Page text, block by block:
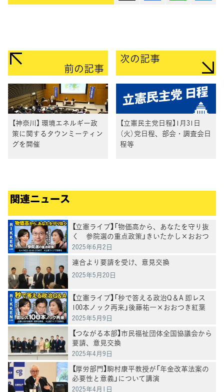
前の記事
【神奈川】 環境エネルギー政
策に関するタウンミーティン
グを開催
次の記事
【立憲民主党日程】1月31日
（火）党日程、部会・調査会日
程等
関連ニュース
【立憲ライブ】「物価高から、あなたを守り抜
く 参院選の重点政策」きいたかし×おおつ
き紅葉×村田きょうこ
2025年6月2日
連合より要請を受け、意見交換
2025年5月20日
【立憲ライブ】「秒で答える政治Q＆A 即レス
100本ノック再来」後藤祐一×おおつき紅葉
×村田きょうこ
2025年5月9日
【つながる本部】市民福祉団体全国協議会から
要請、意見交換
2025年4月9日
【厚労部門】駒村康平教授が「年金改革法案の
必要性と意義」について講演
2025年4月1日